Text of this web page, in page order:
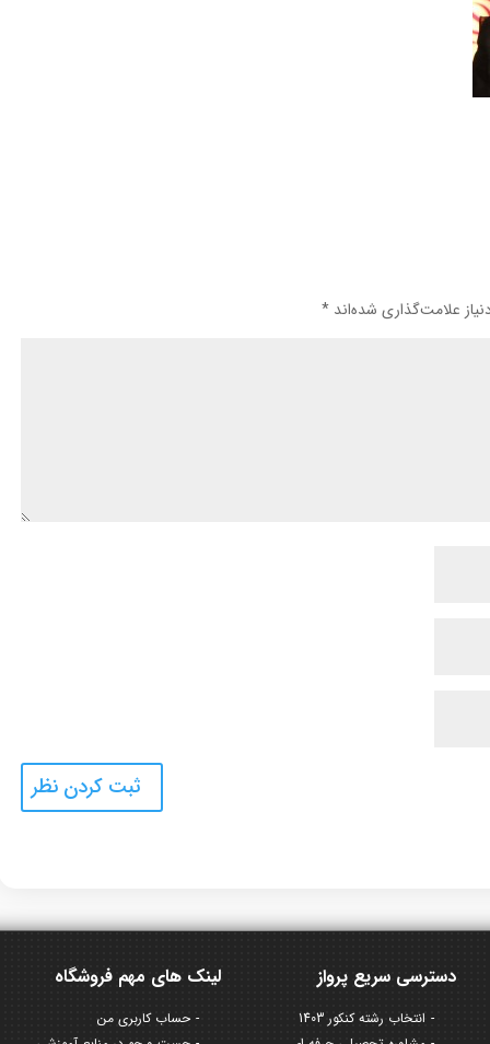
علامت‌گذاری شده‌اند*
لینک های مهم فروشگاه
حساب کاربری من
دسترسی سریع پرواز
انتخاب رشته کنکور 1403